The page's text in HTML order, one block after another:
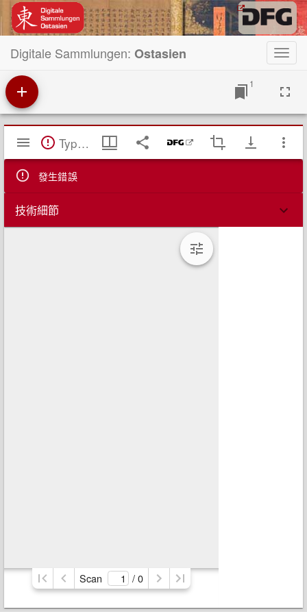
Digitale Sammlungen: Ostasien
1
Mirador
覽
TypeError: Failed to fetch
發生錯誤
技術細節
Scan / 0